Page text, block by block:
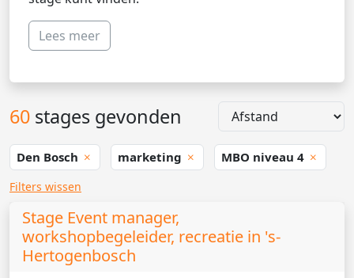
Lees meer
60 stages gevonden
Den Bosch marketing MBO niveau 4
Filters wissen
Stage Event manager,
workshopbegeleider, recreatie in 's-
Hertogenbosch